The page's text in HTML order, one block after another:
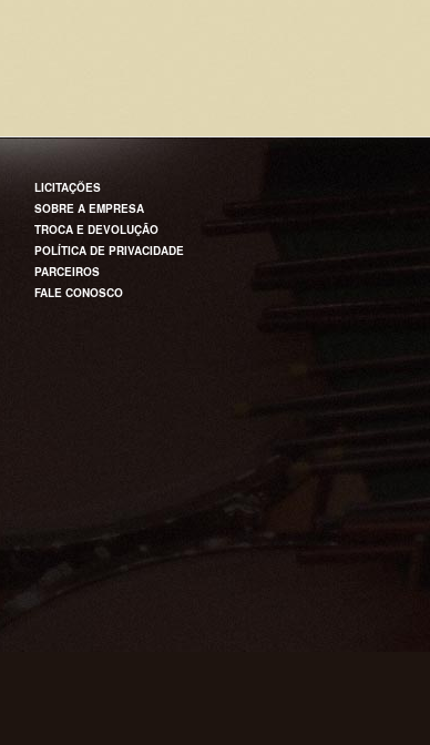
LICITAÇÕES
SOBRE A EMPRESA
TROCA E DEVOLUÇÃO
POLÍTICA DE PRIVACIDADE
PARCEIROS
FALE CONOSCO